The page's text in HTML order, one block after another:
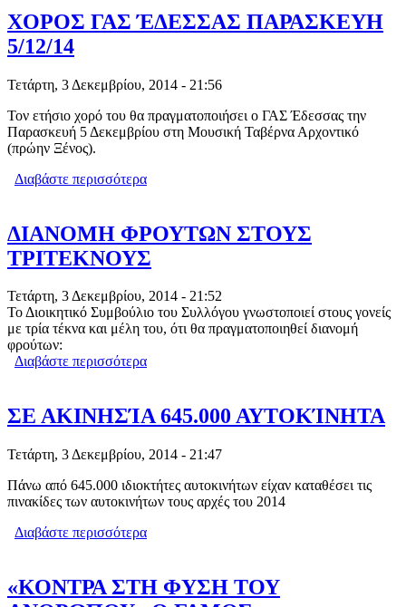
ΧΟΡΟΣ ΓΑΣ ΈΔΕΣΣΑΣ ΠΑΡΑΣΚΕΥΗ
5/12/14
Τετάρτη, 3 Δεκεμβρίου, 2014 - 21:56
Τον ετήσιο χορό του θα πραγματοποιήσει ο ΓΑΣ Έδεσσας την
Παρασκευή 5 Δεκεμβρίου στη Μουσική Ταβέρνα Αρχοντικό
(πρώην Ξένος).
Διαβάστε περισσότερα
ΔΙΑΝΟΜΗ ΦΡΟΥΤΩΝ ΣΤΟΥΣ
ΤΡΙΤΕΚΝΟΥΣ
Τετάρτη, 3 Δεκεμβρίου, 2014 - 21:52
Το Διοικητικό Συμβούλιο του Συλλόγου γνωστοποιεί στους γονείς
με τρία τέκνα και μέλη του, ότι θα πραγματοποιηθεί διανομή
φρούτων:
Διαβάστε περισσότερα
ΣΕ ΑΚΙΝΗΣΊΑ 645.000 ΑΥΤΟΚΊΝΗΤΑ
Τετάρτη, 3 Δεκεμβρίου, 2014 - 21:47
Πάνω από 645.000 ιδιοκτήτες αυτοκινήτων είχαν καταθέσει τις
πινακίδες των αυτοκινήτων τους αρχές του 2014
Διαβάστε περισσότερα
«ΚΟΝΤΡΑ ΣΤΗ ΦΥΣΗ ΤΟΥ